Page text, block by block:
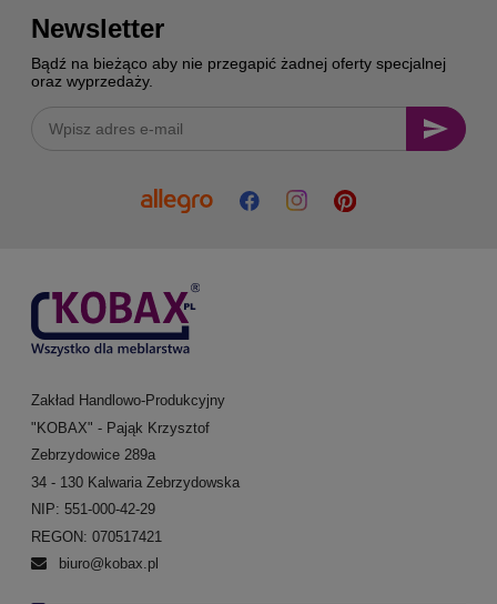
Newsletter
Bądź na bieżąco aby nie przegapić żadnej oferty specjalnej
oraz wyprzedaży.
Zakład Handlowo-Produkcyjny
"KOBAX" - Pająk Krzysztof
Zebrzydowice 289a
34 - 130 Kalwaria Zebrzydowska
NIP: 551-000-42-29
REGON: 070517421
biuro@kobax.pl